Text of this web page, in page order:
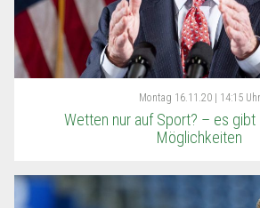
Montag 16.11.20 | 14:15 Uhr
Wetten nur auf Sport? – es gibt
Möglichkeiten